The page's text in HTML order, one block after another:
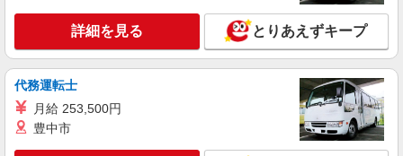
時給1,550円〜 ◆月収例）329,420円 (1,550円
×8h×20日+残業30h+深夜60h) ＜参考＞ 割増賃金
(時給+割増) ・残業時：1,938円 ・深夜時(22時〜
翌5時)：1,938円
広島県三原市大和町上草井505
詳細を見る
詳細を見る とりあえずキープ
代務運転士
月給 253,500円
豊中市